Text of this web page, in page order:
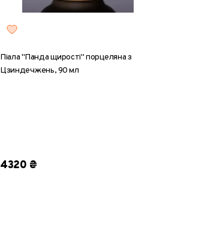
Піала "Панда щирості" порцеляна з
Цзиндечжень, 90 мл
4320 ₴